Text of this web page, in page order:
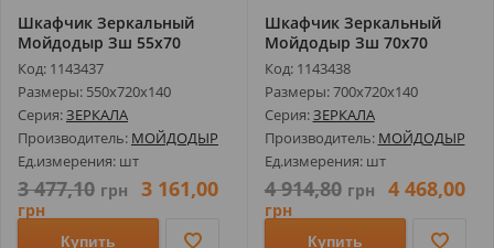
Шкафчик Зеркальный
Мойдодыр Зш 55х70
Код: 1143437
Размеры: 550х720х140
Серия:ЗЕРКАЛА
Производитель: МОЙДОДЫР
Ед.измерения: шт
3 477,10 грн 3 161,00
грн
Купить
Шкафчик Зеркальный
Мойдодыр Зш 70х70
Код: 1143438
Размеры: 700х720х140
Серия:ЗЕРКАЛА
Производитель: МОЙДОДЫР
Ед.измерения: шт
4 914,80 грн 4 468,00
грн
Купить